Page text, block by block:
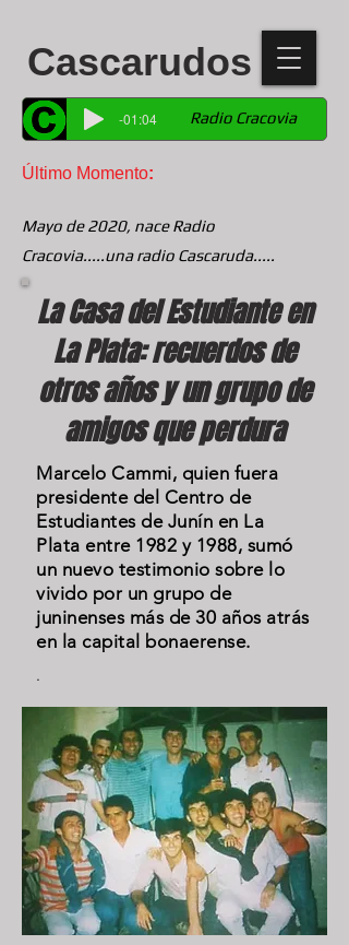
Cascarudos
-01:04 Radio Cracovia
Último Momento:
Mayo de 2020, nace Radio
Cracovia.....una radio Cascaruda.....
La Casa del Estudiante en
La Plata: recuerdos de
otros años y un grupo de
amigos que perdura
Marcelo Cammi, quien fuera
presidente del Centro de
Estudiantes de Junín en La
Plata entre 1982 y 1988, sumó
un nuevo testimonio sobre lo
vivido por un grupo de
juninenses más de 30 años atrás
en la capital bonaerense.
.